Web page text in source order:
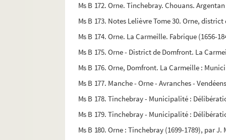
Ms B 172. Orne. Tinchebray. Chouans.
Ms B 173. Notes Lelièvre Tome 30. Orne,
Ms B 174. Orne. La Carmeille. Fabrique (1656-
Ms B 175. Orne - District de Domfront. La
Ms B 176. Orne, Domfront. La Carmeille :
Ms B 177. Manche - Orne - Avranches -
Ms B 178. Tinchebray - Municipalité :
Ms B 179. Tinchebray - Municipalité :
Ms B 180. Orne : Tinchebray (1699-1789), par J.